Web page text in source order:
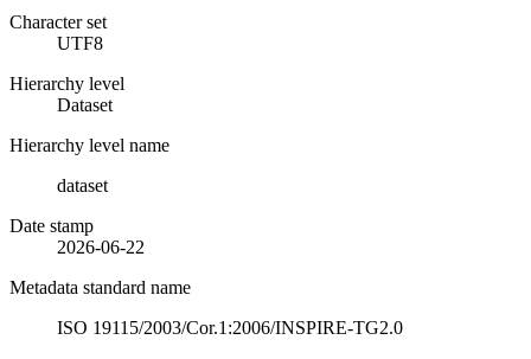
Character set
UTF8
Hierarchy level
Dataset
Hierarchy level name
dataset
Date stamp
2026-06-22
Metadata standard name
ISO 19115/2003/Cor.1:2006/INSPIRE-TG2.0